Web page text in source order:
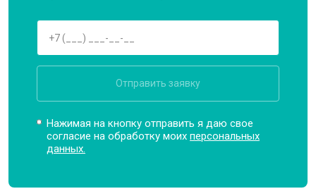
Отправить заявку
Нажимая на кнопку отправить я даю свое
согласие на обработку моихперсональных
данных.